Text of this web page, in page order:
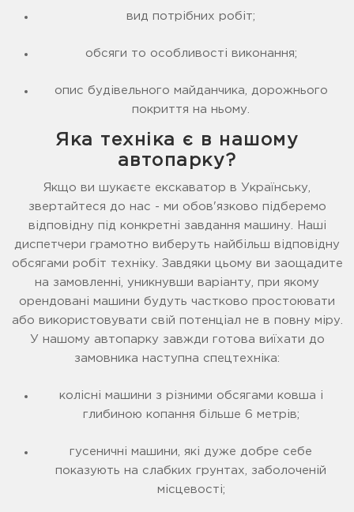
вид потрібних робіт;
обсяги то особливості виконання;
опис будівельного майданчика, дорожнього
покриття на ньому.
Яка техніка є в нашому
автопарку?
Якщо ви шукаєте екскаватор в Українську,
звертайтеся до нас - ми обов'язково підберемо
відповідну під конкретні завдання машину. Наші
диспетчери грамотно виберуть найбільш відповідну
обсягами робіт техніку. Завдяки цьому ви заощадите
на замовленні, уникнувши варіанту, при якому
орендовані машини будуть частково простоювати
або використовувати свій потенціал не в повну міру.
У нашому автопарку завжди готова виїхати до
замовника наступна спецтехніка:
колісні машини з різними обсягами ковша і
глибиною копання більше 6 метрів;
гусеничні машини, які дуже добре себе
показують на слабких грунтах, заболоченій
місцевості;